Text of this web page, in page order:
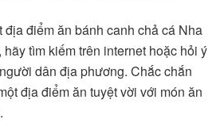
địa điểm ăn bánh canh chả cá Nha
tìm kiếm trên internet hoặc hỏi ý
dân địa phương. Chắc chắn
địa điểm ăn tuyệt vời với món ăn